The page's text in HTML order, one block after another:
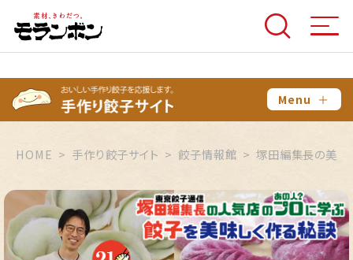
Menu ＋
HOME 手作り餃子サイト 餃子情報館 塚田編集長の美味